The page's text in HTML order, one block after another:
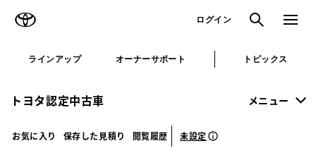
ログイン 検索 メニュ
ラインアップ オーナーサポート トピックス
トヨタ認定中古車 メニュー
お気に入り 保存した見積り 閲覧履歴 未設定